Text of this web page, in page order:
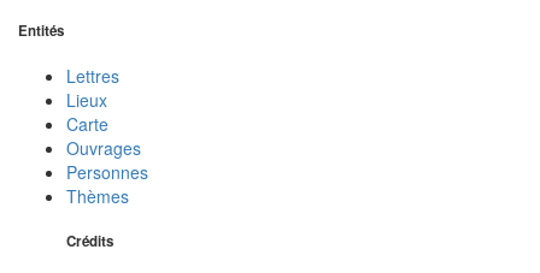
Entités
Lettres
Lieux
Carte
Ouvrages
Personnes
Thèmes
Crédits